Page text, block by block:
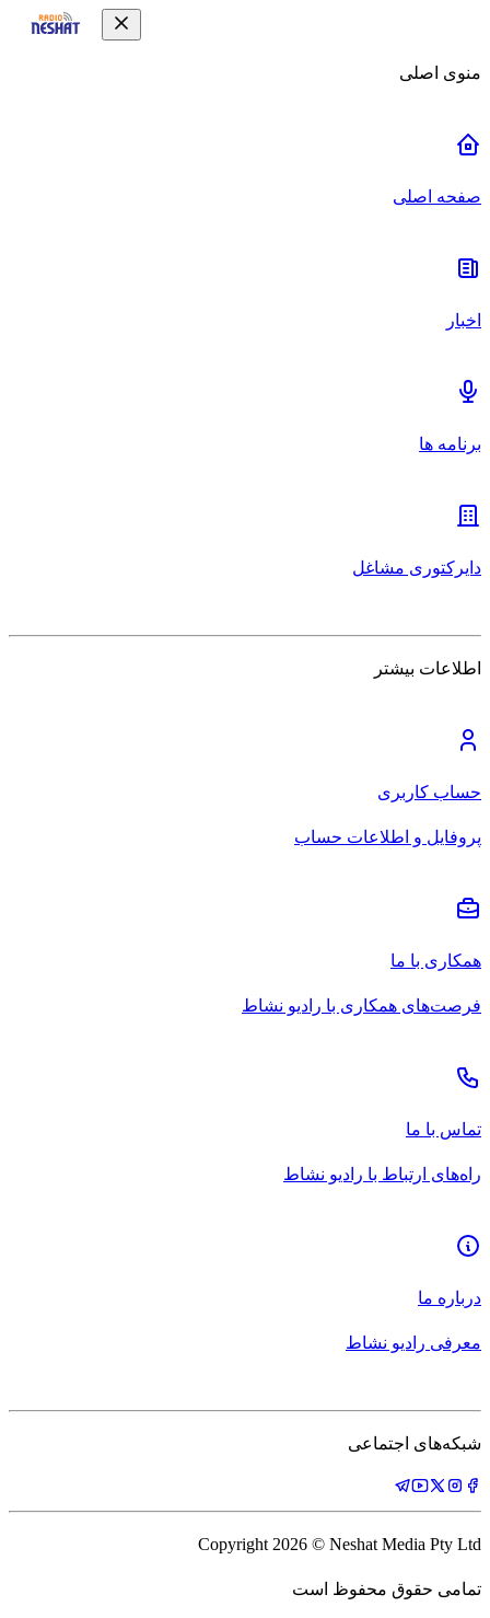
منوی اصلی
صفحه اصلی
اخبار
برنامه ها
دایرکتوری مشاغل
اطلاعات بیشتر
حساب کاربری
پروفایل و اطلاعات حساب
همکاری با ما
فرصت‌های همکاری با رادیو نشاط
تماس با ما
راه‌های ارتباط با رادیو نشاط
درباره ما
معرفی رادیو نشاط
شبکه‌های اجتماعی
Copyright 2026 © Neshat Media Pty Ltd
تمامی حقوق محفوظ است